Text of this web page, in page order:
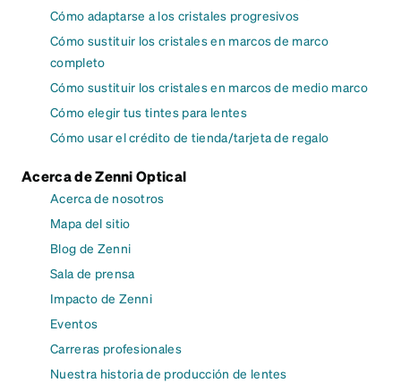
Cómo adaptarse a los cristales progresivos
Cómo sustituir los cristales en marcos de marco
completo
Cómo sustituir los cristales en marcos de medio marco
Cómo elegir tus tintes para lentes
Cómo usar el crédito de tienda/tarjeta de regalo
Acerca de Zenni Optical
Acerca de nosotros
Mapa del sitio
Blog de Zenni
Sala de prensa
Impacto de Zenni
Eventos
Carreras profesionales
Nuestra historia de producción de lentes